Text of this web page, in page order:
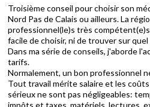
Troisième conseil pour choisir son
Nord Pas de Calais ou ailleurs. La
professionnel(le)s très
facile de choisir, ni de trouver sur
Dans ma série de conseils, j'aborde
tarifs.
Normalement, un bon professionnel
Tout travail mérite salaire et les
sérieux ne sont pas négligeables:
impôts et taxes, matériels, lectures,